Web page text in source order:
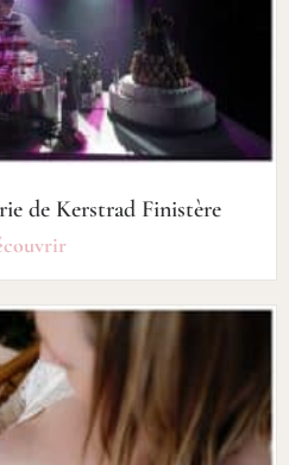
de Kerstrad Finistère